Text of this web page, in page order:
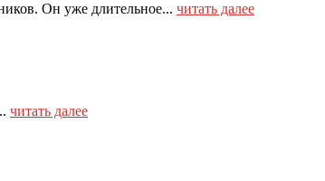
Он уже длительное... читать далее
читать далее